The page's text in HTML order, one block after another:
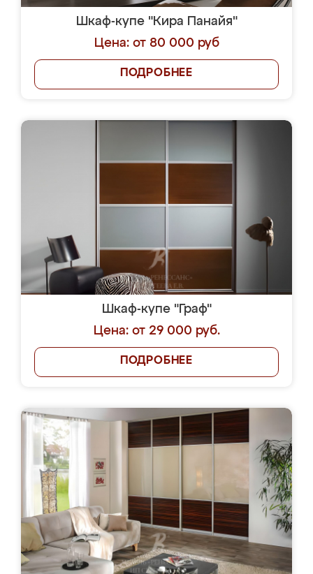
Шкаф-купе "Кира Панайя"
Цена: от 80 000 руб
ПОДРОБНЕЕ
Шкаф-купе "Граф"
Цена: от 29 000 руб.
ПОДРОБНЕЕ